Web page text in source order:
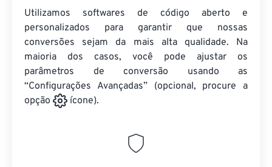
Utilizamos softwares de código aberto e
personalizados para garantir que nossas
conversões sejam da mais alta qualidade. Na
maioria dos casos, você pode ajustar os
parâmetros de conversão usando as
“Configurações Avançadas” (opcional, procure a
opção
ícone).